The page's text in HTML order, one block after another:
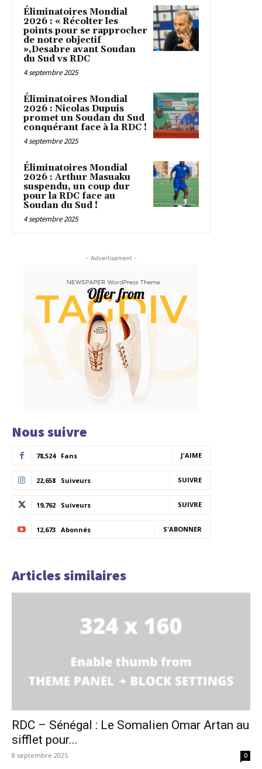
Éliminatoires Mondial
2026 : « Récolter les
points pour se rapprocher
de notre objectif
»,Desabre avant Soudan
du Sud vs RDC
4 septembre 2025
Éliminatoires Mondial
2026 : Nicolas Dupuis
promet un Soudan du Sud
conquérant face à la RDC !
4 septembre 2025
Éliminatoires Mondial
2026 : Arthur Masuaku
suspendu, un coup dur
pour la RDC face au
Soudan du Sud !
4 septembre 2025
- Advertisement -
Nous suivre
78,524 Fans J'AIME
22,658 Suiveurs SUIVRE
19,762 Suiveurs SUIVRE
12,673 Abonnés S'ABONNER
Articles similaires
RDC – Sénégal : Le Somalien Omar Artan au
sifflet pour...
8 septembre 2025 0